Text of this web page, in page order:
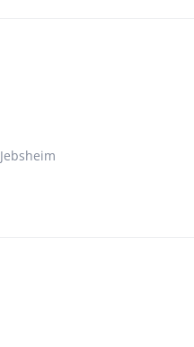
Jebsheim